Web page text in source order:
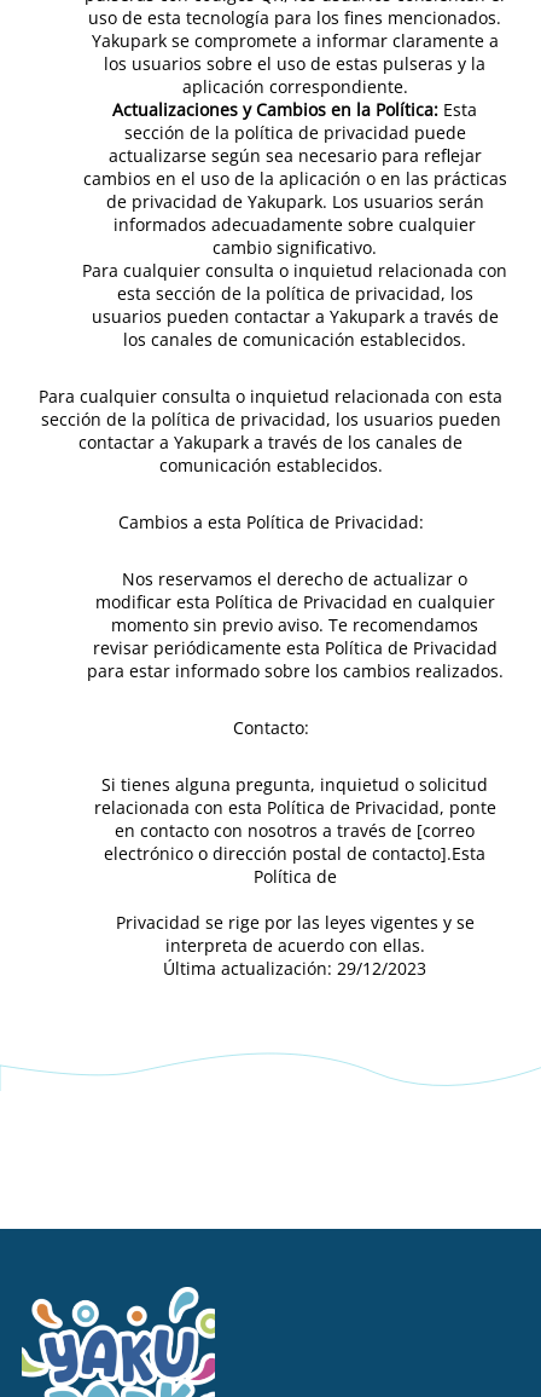
uso de esta tecnología para los fines mencionados.
Yakupark se compromete a informar claramente a
los usuarios sobre el uso de estas pulseras y la
aplicación correspondiente.
Actualizaciones y Cambios en la Política: Esta
sección de la política de privacidad puede
actualizarse según sea necesario para reflejar
cambios en el uso de la aplicación o en las prácticas
de privacidad de Yakupark. Los usuarios serán
informados adecuadamente sobre cualquier
cambio significativo.
Para cualquier consulta o inquietud relacionada con
esta sección de la política de privacidad, los
usuarios pueden contactar a Yakupark a través de
los canales de comunicación establecidos.
Para cualquier consulta o inquietud relacionada con esta
sección de la política de privacidad, los usuarios pueden
contactar a Yakupark a través de los canales de
comunicación establecidos.
Cambios a esta Política de Privacidad:
Nos reservamos el derecho de actualizar o
modificar esta Política de Privacidad en cualquier
momento sin previo aviso. Te recomendamos
revisar periódicamente esta Política de Privacidad
para estar informado sobre los cambios realizados.
Contacto:
Si tienes alguna pregunta, inquietud o solicitud
relacionada con esta Política de Privacidad, ponte
en contacto con nosotros a través de [correo
electrónico o dirección postal de contacto].Esta
Política de
Privacidad se rige por las leyes vigentes y se
interpreta de acuerdo con ellas.
Última actualización: 29/12/2023
Navegación completa Yakupark